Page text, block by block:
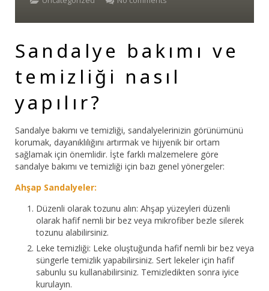
Restaurant Sandalyesi
Plastik Sandalye
Dış Mekan Sandalyeler
Masalar
Sandalye bakımı ve
temizliği nasıl
yapılır?
Sandalye bakımı ve temizliği, sandalyelerinizin görünümünü
korumak, dayanıklılığını artırmak ve hijyenik bir ortam
sağlamak için önemlidir. İşte farklı malzemelere göre
sandalye bakımı ve temizliği için bazı genel yönergeler:
Ahşap Sandalyeler:
Düzenli olarak tozunu alın: Ahşap yüzeyleri düzenli
olarak hafif nemli bir bez veya mikrofiber bezle silerek
tozunu alabilirsiniz.
Leke temizliği: Leke oluştuğunda hafif nemli bir bez veya
süngerle temizlik yapabilirsiniz. Sert lekeler için hafif
sabunlu su kullanabilirsiniz. Temizledikten sonra iyice
kurulayın.